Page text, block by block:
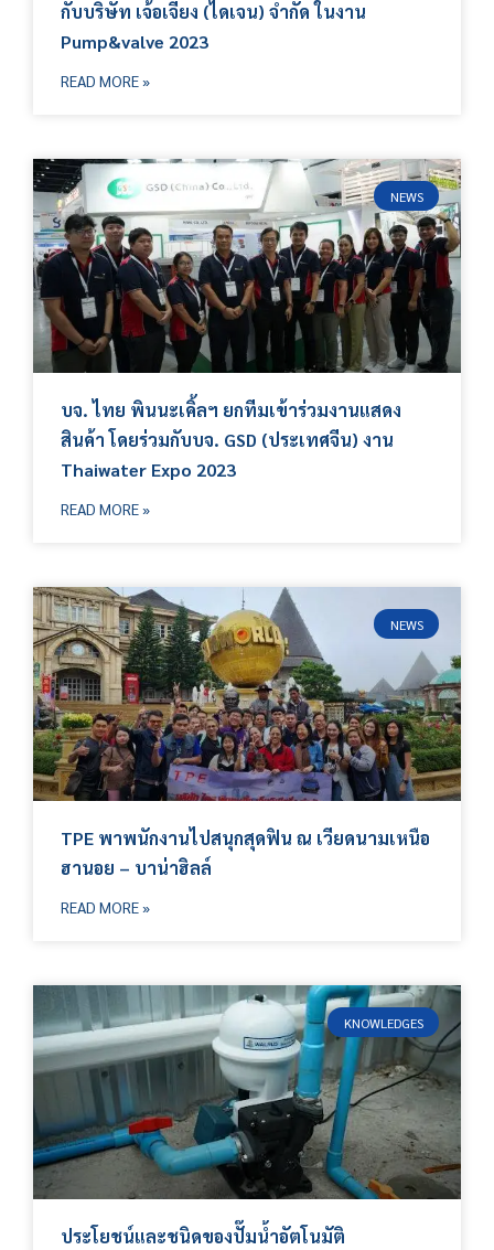
กับบริษัท เจ้อเจียง (ไดเจน) จำกัด ในงาน
Pump&valve 2023
READ MORE »
NEWS
บจ. ไทย พินนะเคิ้ลฯ ยกทีมเข้าร่วมงานแสดง
สินค้า โดยร่วมกับบจ. GSD (ประเทศจีน) งาน
Thaiwater Expo 2023
READ MORE »
NEWS
TPE พาพนักงานไปสนุกสุดฟิน ณ เวียดนามเหนือ
ฮานอย – บาน่าฮิลล์
READ MORE »
KNOWLEDGES
ประโยชน์และชนิดของปั๊มน้ำอัตโนมัติ